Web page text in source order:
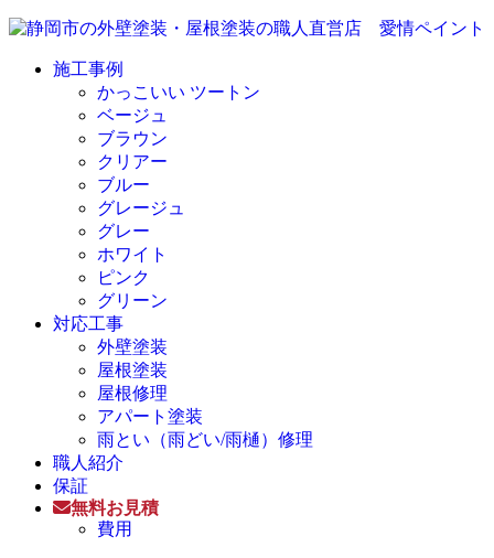
施工事例
かっこいい ツートン
ベージュ
ブラウン
クリアー
ブルー
グレージュ
グレー
ホワイト
ピンク
グリーン
対応工事
外壁塗装
屋根塗装
屋根修理
アパート塗装
雨とい（雨どい/雨樋）修理
職人紹介
保証
無料お見積
費用